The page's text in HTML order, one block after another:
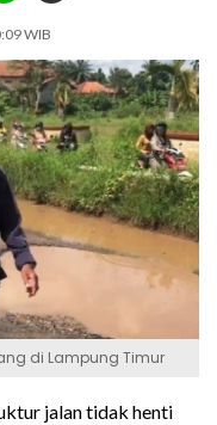
WIB
di Lampung Timur
jalan tidak henti